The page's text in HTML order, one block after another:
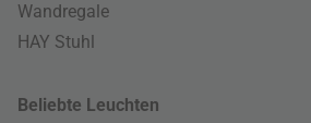
Wandregale
HAY Stuhl
Beliebte Leuchten